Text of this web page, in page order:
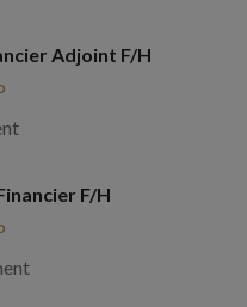
Adjoint F/H
F/H